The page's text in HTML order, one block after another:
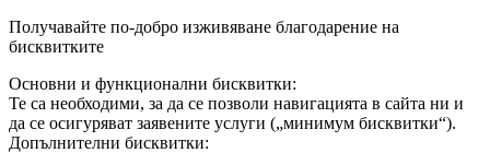
Получавайте по-добро изживяване благодарение на
бисквитките
Основни и функционални бисквитки:
Те са необходими, за да се позволи навигацията в сайта ни и
да се осигуряват заявените услуги („минимум бисквитки“).
Допълнителни бисквитки: